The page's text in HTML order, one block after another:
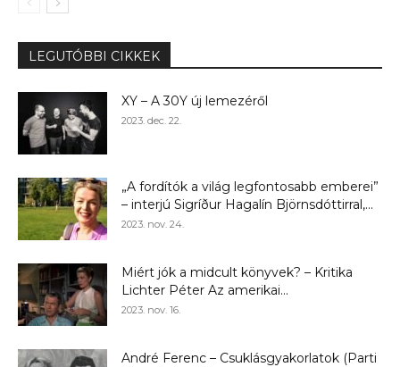
LEGUTÓBBI CIKKEK
XY – A 30Y új lemezéről
2023. dec. 22.
„A fordítók a világ legfontosabb emberei”
– interjú Sigríður Hagalín Björnsdóttirral,...
2023. nov. 24.
Miért jók a midcult könyvek? – Kritika
Lichter Péter Az amerikai...
2023. nov. 16.
André Ferenc – Csuklásgyakorlatok (Parti